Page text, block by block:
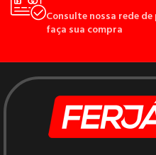
Consulte nossa rede
faça sua compra